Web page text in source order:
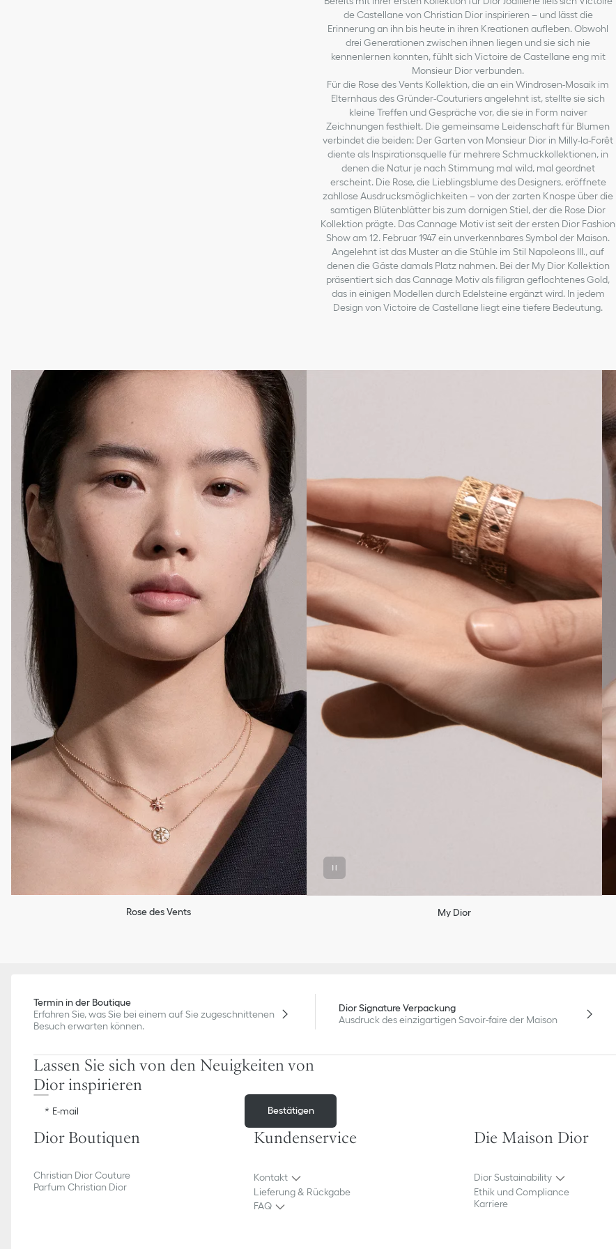
de Castellane von Christian Dior inspirieren – und lässt die
Erinnerung an ihn bis heute in ihren Kreationen aufleben. Obwohl
drei Generationen zwischen ihnen liegen und sie sich nie
kennenlernen konnten, fühlt sich Victoire de Castellane eng mit
Monsieur Dior verbunden.
Für die Rose des Vents Kollektion, die an ein Windrosen-Mosaik im
Elternhaus des Gründer-Couturiers angelehnt ist, stellte sie sich
kleine Treffen und Gespräche vor, die sie in Form naiver
Zeichnungen festhielt. Die gemeinsame Leidenschaft für Blumen
verbindet die beiden: Der Garten von Monsieur Dior in Milly-la-Forêt
diente als Inspirationsquelle für mehrere Schmuckkollektionen, in
denen die Natur je nach Stimmung mal wild, mal geordnet
erscheint. Die Rose, die Lieblingsblume des Designers, eröffnete
zahllose Ausdrucksmöglichkeiten – von der zarten Knospe über die
samtigen Blütenblätter bis zum dornigen Stiel, der die Rose Dior
Kollektion prägte. Das Cannage Motiv ist seit der ersten Dior Fashion
Show am 12. Februar 1947 ein unverkennbares Symbol der Maison.
Angelehnt ist das Muster an die Stühle im Stil Napoleons III., auf
denen die Gäste damals Platz nahmen. Bei der My Dior Kollektion
präsentiert sich das Cannage Motiv als filigran geflochtenes Gold,
das in einigen Modellen durch Edelsteine ergänzt wird. In jedem
Design von Victoire de Castellane liegt eine tiefere Bedeutung.
Rose des Vents My Dior
Termin in der Boutique
Erfahren Sie, was Sie bei einem auf Sie zugeschnittenen
Besuch erwarten können.
Dior Signature Verpackung
Ausdruck des einzigartigen Savoir-faire der Maison
Lassen Sie sich von den Neuigkeiten von
Dior inspirieren
E-mail Bestätigen
Dior Boutiquen
Christian Dior Couture
Parfum Christian Dior
Kundenservice
Kontakt
Lieferung & Rückgabe
FAQ
Die Maison Dior
Dior Sustainability
Ethik und Compliance
Karriere